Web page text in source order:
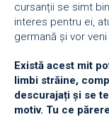
cursanții se simt
interes pentru ei,
germană și vor
Există acest mit
limbi străine,
descurajați și se
motiv. Tu ce